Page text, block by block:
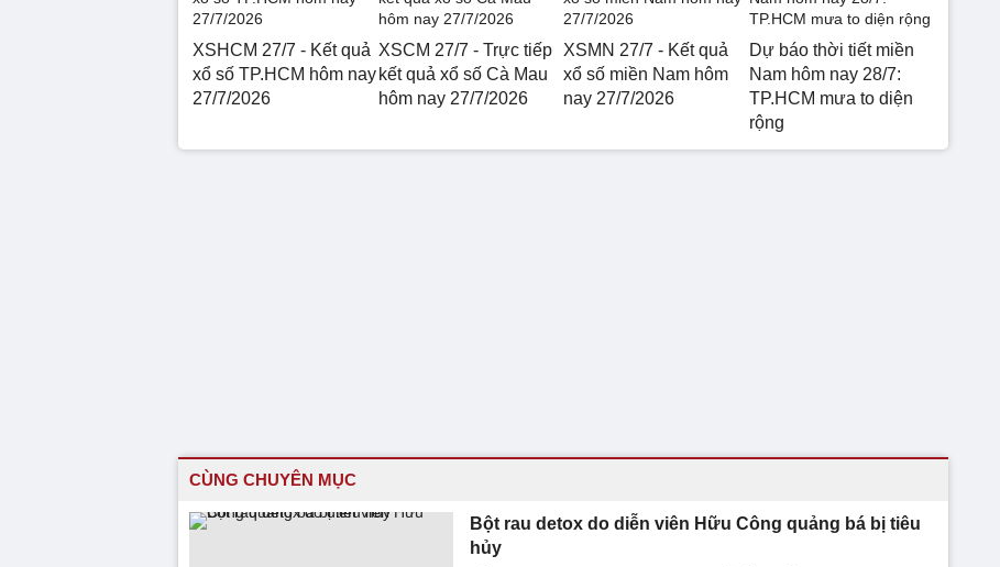
XSHCM 27/7 - Kết quả
xổ số TP.HCM hôm nay
27/7/2026
XSCM 27/7 - Trực tiếp
kết quả xổ số Cà Mau
hôm nay 27/7/2026
XSMN 27/7 - Kết quả
xổ số miền Nam hôm
nay 27/7/2026
Dự báo thời tiết miền
Nam hôm nay 28/7:
TP.HCM mưa to diện
rộng
CÙNG CHUYÊN MỤC
Bột rau detox do diễn viên Hữu Công quảng bá bị tiêu
hủy